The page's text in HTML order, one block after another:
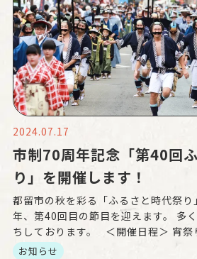
2024.07.17
市制70周年記念「第40回
り」を開催します！
都留市の秋を彩る「ふるさと時代祭
年、第40回目の節目を迎えます。 多
ちしております。 ＜開催日程＞ 宵
（土） 14時～ 宵祭りマルシェ […]
お知らせ